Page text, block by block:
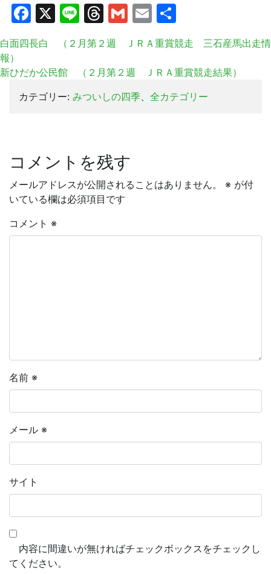
Facebook
X LineThreads
Gmail
Email
有
白面四長白 （２月第２週 ＪＲＡ重賞競走 三石産馬出走情
報）
新ひだか公民館 （２月第２週 ＪＲＡ重賞競走結果）
カテゴリー: みついしの四季 全カテゴリー
コメントを残す
メールアドレスが公開されることはありません。 ※ が付
いている欄は必須項目です
コメント ※
名前 ※
メール ※
サイト
内容に間違いが無ければチェックボックスをチェックし
てください。